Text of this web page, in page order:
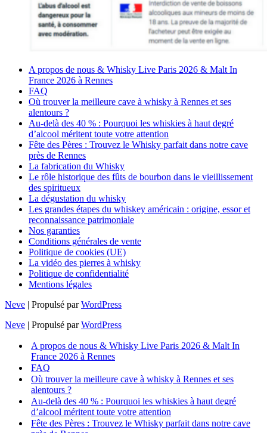
A propos de nous & Whisky Live Paris 2026 & Malt In
France 2026 à Rennes
FAQ
Où trouver la meilleure cave à whisky à Rennes et ses
alentours ?
Au-delà des 40 % : Pourquoi les whiskies à haut degré
d’alcool méritent toute votre attention
Fête des Pères : Trouvez le Whisky parfait dans notre cave
près de Rennes
La fabrication du Whisky
Le rôle historique des fûts de bourbon dans le vieillissement
des spiritueux
La dégustation du whisky
Les grandes étapes du whiskey américain : origine, essor et
reconnaissance patrimoniale
Nos garanties
Conditions générales de vente
Politique de cookies (UE)
La vidéo des pierres à whisky
Politique de confidentialité
Mentions légales
Neve | Propulsé parWordPress
Neve | Propulsé parWordPress
A propos de nous & Whisky Live Paris 2026 & Malt In
France 2026 à Rennes
FAQ
Où trouver la meilleure cave à whisky à Rennes et ses
alentours ?
Au-delà des 40 % : Pourquoi les whiskies à haut degré
d’alcool méritent toute votre attention
Fête des Pères : Trouvez le Whisky parfait dans notre cave